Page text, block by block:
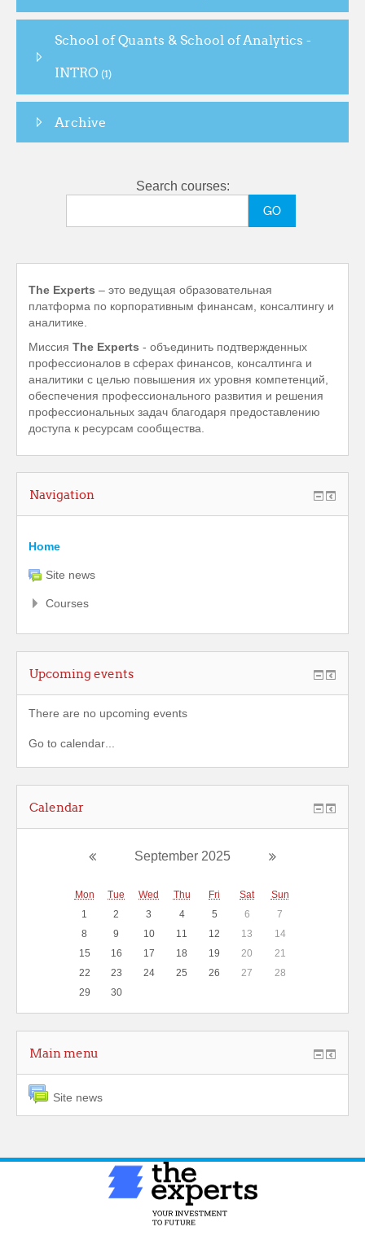
School of Quants & School of Analytics -
INTRO (1)
Archive
The Experts – это ведущая образовательная
платформа по корпоративным финансам, консалтингу и
аналитике.
Миссия The Experts - объединить подтвержденных
профессионалов в сферах финансов, консалтинга и
аналитики с целью повышения их уровня компетенций,
обеспечения профессионального развития и решения
профессиональных задач благодаря предоставлению
доступа к ресурсам сообщества.
Navigation
Home
Site news
Courses
Upcoming events
There are no upcoming events
Go to calendar...
Calendar
September 2025
Mon Tue Wed Thu Fri Sat
Sun
1
2 3 4 5 6
7
8
9 10 11 12 13
14
15
16 17 18 19 20
21
22
23 24 25 26 27
28
29
30
Main menu
Site news